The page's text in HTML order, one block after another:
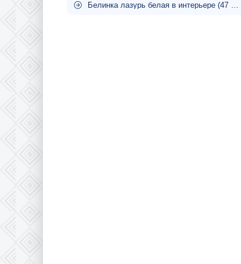
Белинка лазурь белая в интерьере (47 фото)